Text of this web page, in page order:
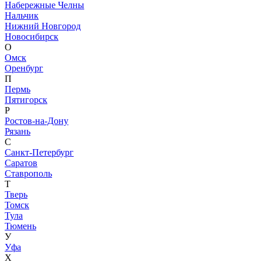
Набережные Челны
Нальчик
Нижний Новгород
Новосибирск
О
Омск
Оренбург
П
Пермь
Пятигорск
Р
Ростов-на-Дону
Рязань
С
Санкт-Петербург
Саратов
Ставрополь
Т
Тверь
Томск
Тула
Тюмень
У
Уфа
Х